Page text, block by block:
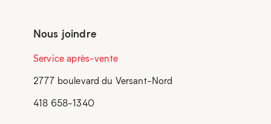
Nous joindre
Service après-vente
2777 boulevard du Versant-Nord
418 658-1340